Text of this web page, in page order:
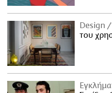
Design
του